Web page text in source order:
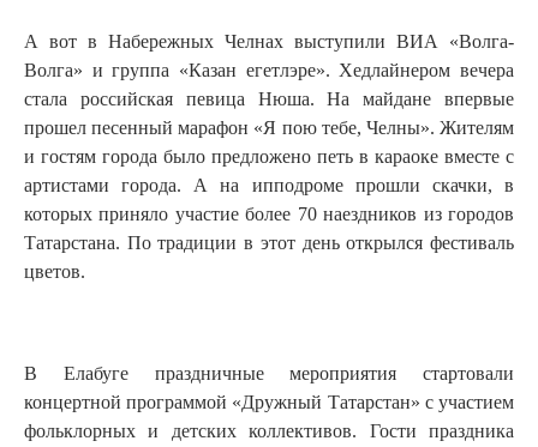
А вот в Набережных Челнах выступили ВИА «Волга-
Волга» и группа «Казан егетлэре». Хедлайнером вечера
стала российская певица Нюша. На майдане впервые
прошел песенный марафон «Я пою тебе, Челны». Жителям
и гостям города было предложено петь в караоке вместе с
артистами города. А на ипподроме прошли скачки, в
которых приняло участие более 70 наездников из городов
Татарстана. По традиции в этот день открылся фестиваль
цветов.
В Елабуге праздничные мероприятия стартовали
концертной программой «Дружный Татарстан» с участием
фольклорных и детских коллективов. Гости праздника